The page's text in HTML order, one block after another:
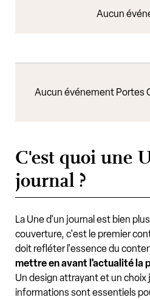
Aucun
Aucun événement Portes
C'est quoi une
journal ?
La Une d'un journal est bien
couverture, c'est le premier
doit refléter l'essence du
mettre en avant l'actualité la
Un design attrayant et un choix
informations sont essentiels